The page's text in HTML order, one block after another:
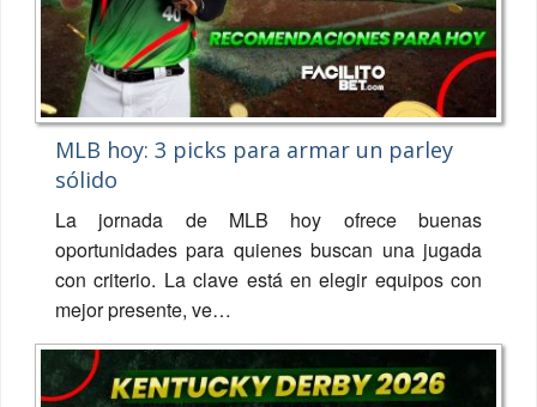
MLB hoy: 3 picks para armar un parley
sólido
La jornada de MLB hoy ofrece buenas
oportunidades para quienes buscan una jugada
con criterio. La clave está en elegir equipos con
mejor presente, ve…